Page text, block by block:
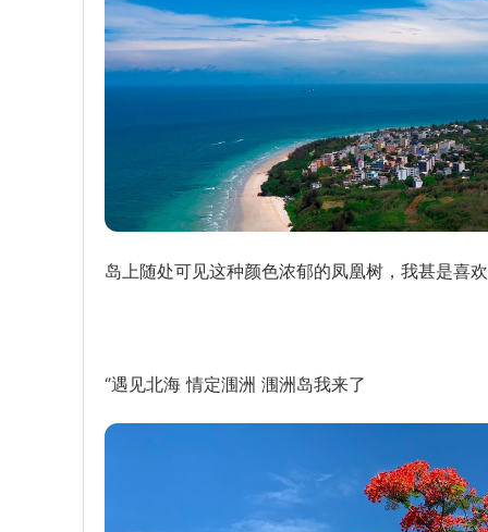
岛上随处可见这种颜色浓郁的凤凰树，我甚是喜
‘’遇见北海 情定涠洲 涠洲岛我来了